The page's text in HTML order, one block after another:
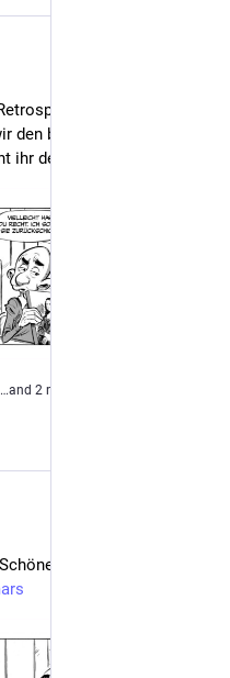
Bernd und ich
den beiden Vögeln mal ein
ihr denn so? Interesse?
…and 2 more